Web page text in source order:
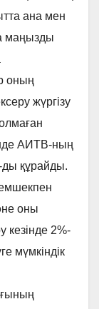
ана мен
маңызды
оның
жүргізу
АИТВ-ның
ды құрайды.
оны
2%-
мүмкіндік